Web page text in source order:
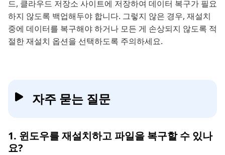
드, 클라우드 저장소 사이트에 저장하여 데이터 복구가 필요
하지 않도록 백업해두야 합니다. 그렇지 않은 경우, 재설치
중에 데이터를 복구해야 하거나 모든 게 손상되지 않도록 적
절한 재설치 옵션을 선택하도록 주의하세요.
자주 묻는 질문
1. 윈도우를 재설치하고 파일을 복구할 수 있나
요?